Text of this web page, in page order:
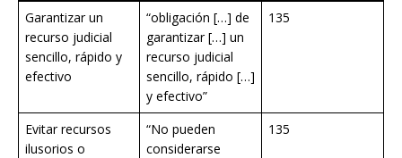
Garantizar un
recurso judicial
sencillo, rápido y
efectivo
“obligación […] de
garantizar […] un
recurso judicial
sencillo, rápido […]
y efectivo”
135
Evitar recursos
ilusorios o
“No pueden
considerarse
135